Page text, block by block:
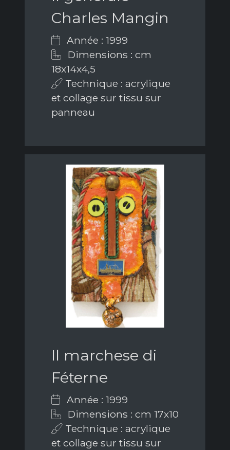
Charles Mangin
Année : 1999
Dimensions : cm
18x14x4,5
Technique : acrylique
et collage sur tissu sur
panneau
Il marchese di
Féterne
Année : 1999
Dimensions : cm 17x10
Technique : acrylique
et collage sur tissu sur